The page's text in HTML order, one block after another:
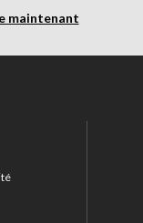
maintenant